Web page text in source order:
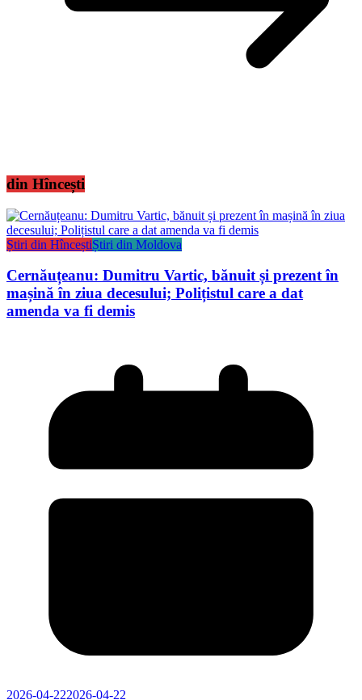
din Hîncești
Știri din HînceștiȘtiri din Moldova
Cernăuțeanu: Dumitru Vartic, bănuit și prezent în
mașină în ziua decesului; Polițistul care a dat
amenda va fi demis
2026-04-222026-04-22